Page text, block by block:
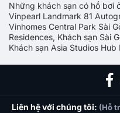
Những khách sạn có hồ bơi
Vinpearl Landmark 81
Vinhomes Central Park Sài
Residences, Khách sạn Sài
Khách sạn Asia Studios Hub
Liên hệ với chúng tôi: (Hỗ